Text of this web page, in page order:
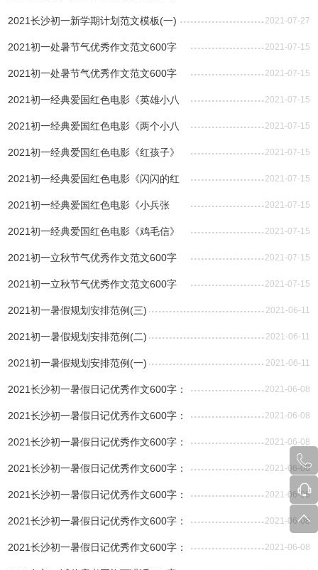
2021长沙初一新学期计划范文模板(一) 2021-07-27
2021初一处暑节气优秀作文范文600字
(二)
2021-07-15
2021初一处暑节气优秀作文范文600字
(一)
2021-07-15
2021初一经典爱国红色电影《英雄小八
路》观后感作文范文
2021-07-15
2021初一经典爱国红色电影《两个小八
路》观后感作文范文
2021-07-15
2021初一经典爱国红色电影《红孩子》
观后感作文范文
2021-07-15
2021初一经典爱国红色电影《闪闪的红
星》观后感作文范文
2021-07-15
2021初一经典爱国红色电影《小兵张
嘎》观后感作文范文
2021-07-15
2021初一经典爱国红色电影《鸡毛信》
观后感作文范文
2021-07-15
2021初一立秋节气优秀作文范文600字
(二)
2021-07-15
2021初一立秋节气优秀作文范文600字
(一)
2021-07-15
2021初一暑假规划安排范例(三) 2021-06-11
2021初一暑假规划安排范例(二) 2021-06-11
2021初一暑假规划安排范例(一) 2021-06-11
2021长沙初一暑假日记优秀作文600字：
我的表弟
2021-06-08
2021长沙初一暑假日记优秀作文600字：
我爱读书
2021-06-08
2021长沙初一暑假日记优秀作文600字：
父亲的爱
2021-06-08
2021长沙初一暑假日记优秀作文600字：
游览山水
2021-06-08
2021长沙初一暑假日记优秀作文600字：
珍惜时间
2021-06-08
2021长沙初一暑假日记优秀作文600字：
我的妹妹
2021-06-08
2021长沙初一暑假日记优秀作文600字： 2021-06-08